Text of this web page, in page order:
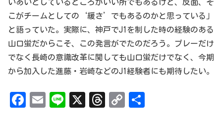
いあいとしているところがいい所でもあるけど、反面、そ
こがチームとしての‘緩さ’でもあるのかと思っている」
と語っていた。実際に、神戸でJ1を制した時の経験のある
山口蛍だからこそ、この発言がでたのだろう。プレーだけ
でなく長崎の意識改革に関しても山口蛍だけでなく、今期
から加入した進藤・岩崎などのJ1経験者にも期待したい。
Fa
Em
Li
X
Th
Co